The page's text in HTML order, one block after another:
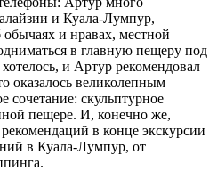
и Куала-Лумпур,
обычаях и нравах, местной
в главную пещеру под
и Артур рекомендовал
оказалось великолепным
сочетание: скульптурное
пещере. И, конечно же,
в конце экскурсии
в Куала-Лумпур, от